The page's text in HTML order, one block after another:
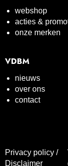
webshop
acties &
onze merken
VDBM
nieuws
over ons
contact
Privacy policy /
Disclaimer